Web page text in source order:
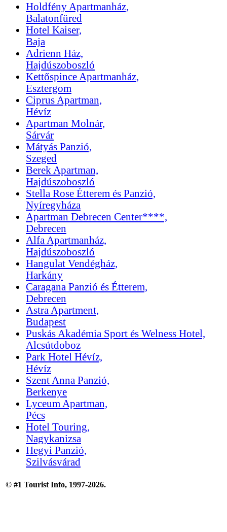
Holdfény Apartmanház,
Balatonfüred
Hotel Kaiser,
Baja
Adrienn Ház,
Hajdúszoboszló
Kettőspince Apartmanház,
Esztergom
Ciprus Apartman,
Hévíz
Apartman Molnár,
Sárvár
Mátyás Panzió,
Szeged
Berek Apartman,
Hajdúszoboszló
Stella Rose Étterem és Panzió,
Nyíregyháza
Apartman Debrecen Center****,
Debrecen
Alfa Apartmanház,
Hajdúszoboszló
Hangulat Vendégház,
Harkány
Caragana Panzió és Étterem,
Debrecen
Astra Apartment,
Budapest
Puskás Akadémia Sport és Welness Hotel,
Alcsútdoboz
Park Hotel Hévíz,
Hévíz
Szent Anna Panzió,
Berkenye
Lyceum Apartman,
Pécs
Hotel Touring,
Nagykanizsa
Hegyi Panzió,
Szilvásvárad
© #1 Tourist Info, 1997-2026.